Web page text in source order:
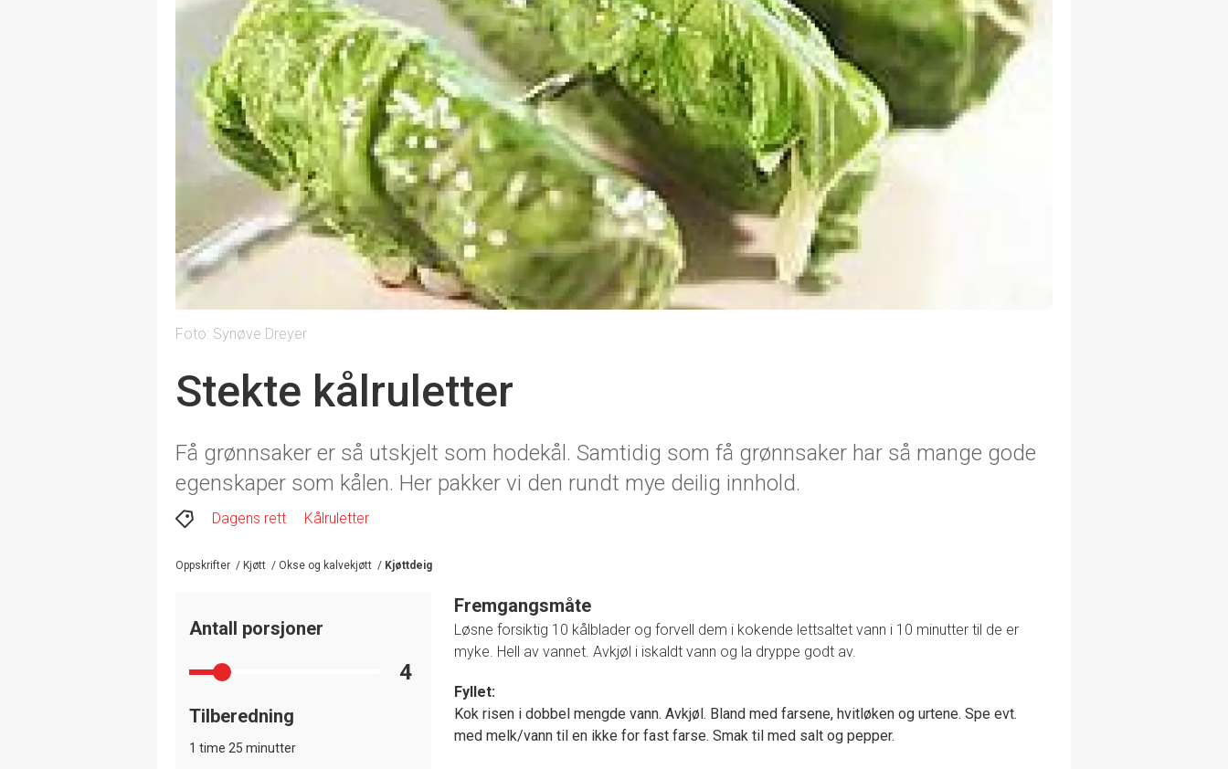
Foto: Synøve Dreyer
Stekte kålruletter
Få grønnsaker er så utskjelt som hodekål. Samtidig som få grønnsaker har så mange gode
egenskaper som kålen. Her pakker vi den rundt mye deilig innhold.
Dagens rett Kålruletter
Oppskrifter / Kjøtt / Okse og kalvekjøtt / Kjøttdeig
Antall porsjoner
4
Tilberedning
1 time 25 minutter
Fremgangsmåte
Løsne forsiktig 10 kålblader og forvell dem i kokende lettsaltet vann i 10 minutter til de er
myke. Hell av vannet. Avkjøl i iskaldt vann og la dryppe godt av.
Fyllet:
Kok risen i dobbel mengde vann. Avkjøl. Bland med farsene, hvitløken og urtene. Spe evt.
med melk/vann til en ikke for fast farse. Smak til med salt og pepper.